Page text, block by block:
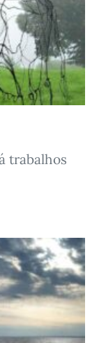
trabalhos